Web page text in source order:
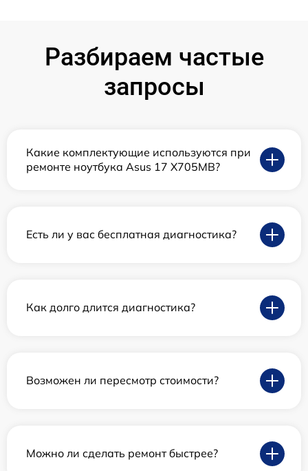
Разбираем частые
запросы
Какие комплектующие используются при
ремонте ноутбука Asus 17 X705MB?
Есть ли у вас бесплатная диагностика?
Как долго длится диагностика?
Возможен ли пересмотр стоимости?
Можно ли сделать ремонт быстрее?